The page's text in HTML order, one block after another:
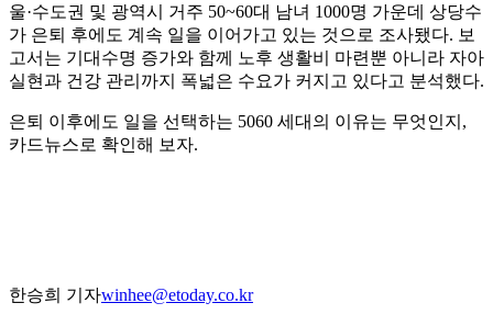
울·수도권 및 광역시 거주 50~60대 남녀 1000명 가운데 상당수
가 은퇴 후에도 계속 일을 이어가고 있는 것으로 조사됐다. 보
고서는 기대수명 증가와 함께 노후 생활비 마련뿐 아니라 자아
실현과 건강 관리까지 폭넓은 수요가 커지고 있다고 분석했다.
은퇴 이후에도 일을 선택하는 5060 세대의 이유는 무엇인지,
카드뉴스로 확인해 보자.
한승희 기자winhee@etoday.co.kr